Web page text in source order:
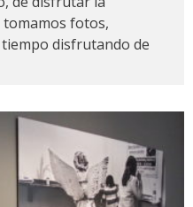
fotos,
disfrutando de